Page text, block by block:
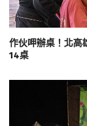
作伙呷辦桌！北
14桌